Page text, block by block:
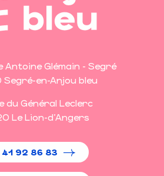
Antoine Glémain - Segré
en-Anjou bleu
du Général Leclerc
Le Lion-d'Angers
92 86 83